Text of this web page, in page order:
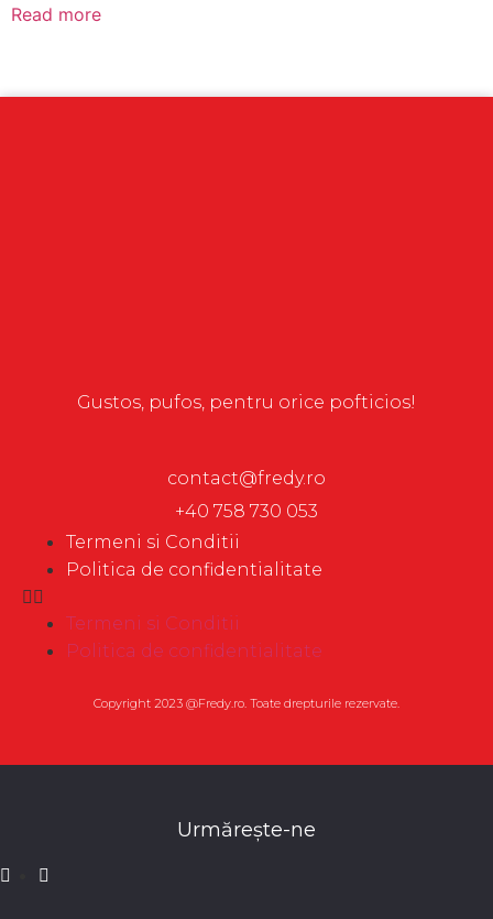
Read more
Gustos, pufos, pentru orice pofticios!
contact@fredy.ro
+40 758 730 053
Termeni si Conditii
Politica de confidentialitate
Termeni si Conditii
Politica de confidentialitate
Copyright 2023 @Fredy.ro. Toate drepturile rezervate.
Urmărește-ne